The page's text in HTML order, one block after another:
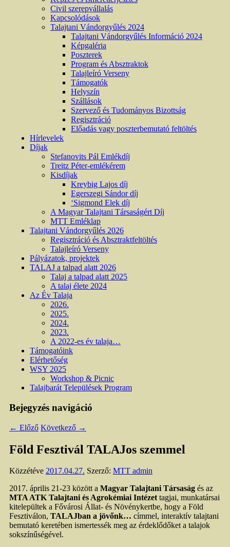
Civil szerepvállalás
Kapcsolódások
Talajtani Vándorgyűlés 2024
Talajtani Vándorgyűlés Információ 2024
Képgaléria
Poszterek
Program és Absztraktok
Talajleíró Verseny
Támogatók
Helyszín
Szállások
Szervező és Tudományos Bizottság
Regisztráció
Előadás vagy poszterbemutató feltöltés
Hírlevelek
Díjak
Stefanovits Pál Emlékdíj
Treitz Péter-emlékérem
Kisdíjak
Kreybig Lajos díj
Egerszegi Sándor díj
‘Sigmond Elek díj
A Magyar Talajtani Társaságért Díj
MTT Emléklap
Talajtani Vándorgyűlés 2026
Regisztráció és Absztraktfeltöltés
Talajleíró Verseny
Pályázatok, projektek
TALAJ a talpad alatt 2026
Talaj a talpad alatt 2025
A talaj élete 2024
Az Év Talaja
2026.
2025.
2024.
2023.
A 2022-es év talaja…
Támogatóink
Elérhetőség
WSY 2025
Workshop & Picnic
Talajbarát Települések Program
Bejegyzés navigáció
← Előző Következő →
Föld Fesztivál TALAJos szemmel
Közzétéve 2017.04.27. Szerző: MTT admin
2017. április 21-23 között a Magyar Talajtani Társaság és az
MTA ATK Talajtani és Agrokémiai Intézettagjai, munkatársai
kitelepültek a Fővárosi Állat- és Növénykertbe, hogy a Föld
Fesztiválon, TALAJban a jövőnk… címmel, interaktív talajtani
bemutató keretében ismertessék meg az érdeklődőket a talajok
sokszínűségével.